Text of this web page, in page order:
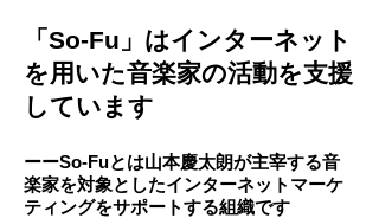
「​So-Fu」はインターネット
を用いた音楽家の活動を支援
しています
ーーSo-Fuとは山本慶太朗が主宰する音
楽家を対象としたインターネットマーケ
ティングをサポートする組織です